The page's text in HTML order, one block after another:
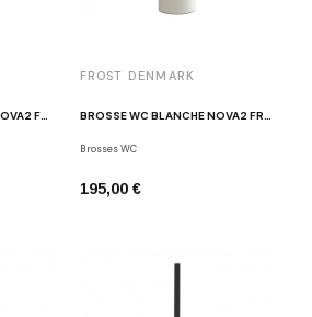
BROSSE WC INOX POLI NOVA2 FROST DENMARK
FROST DENMARK
BROSSE WC BLANCHE NOVA2 FROST DENMARK
Brosses WC
195,00 €